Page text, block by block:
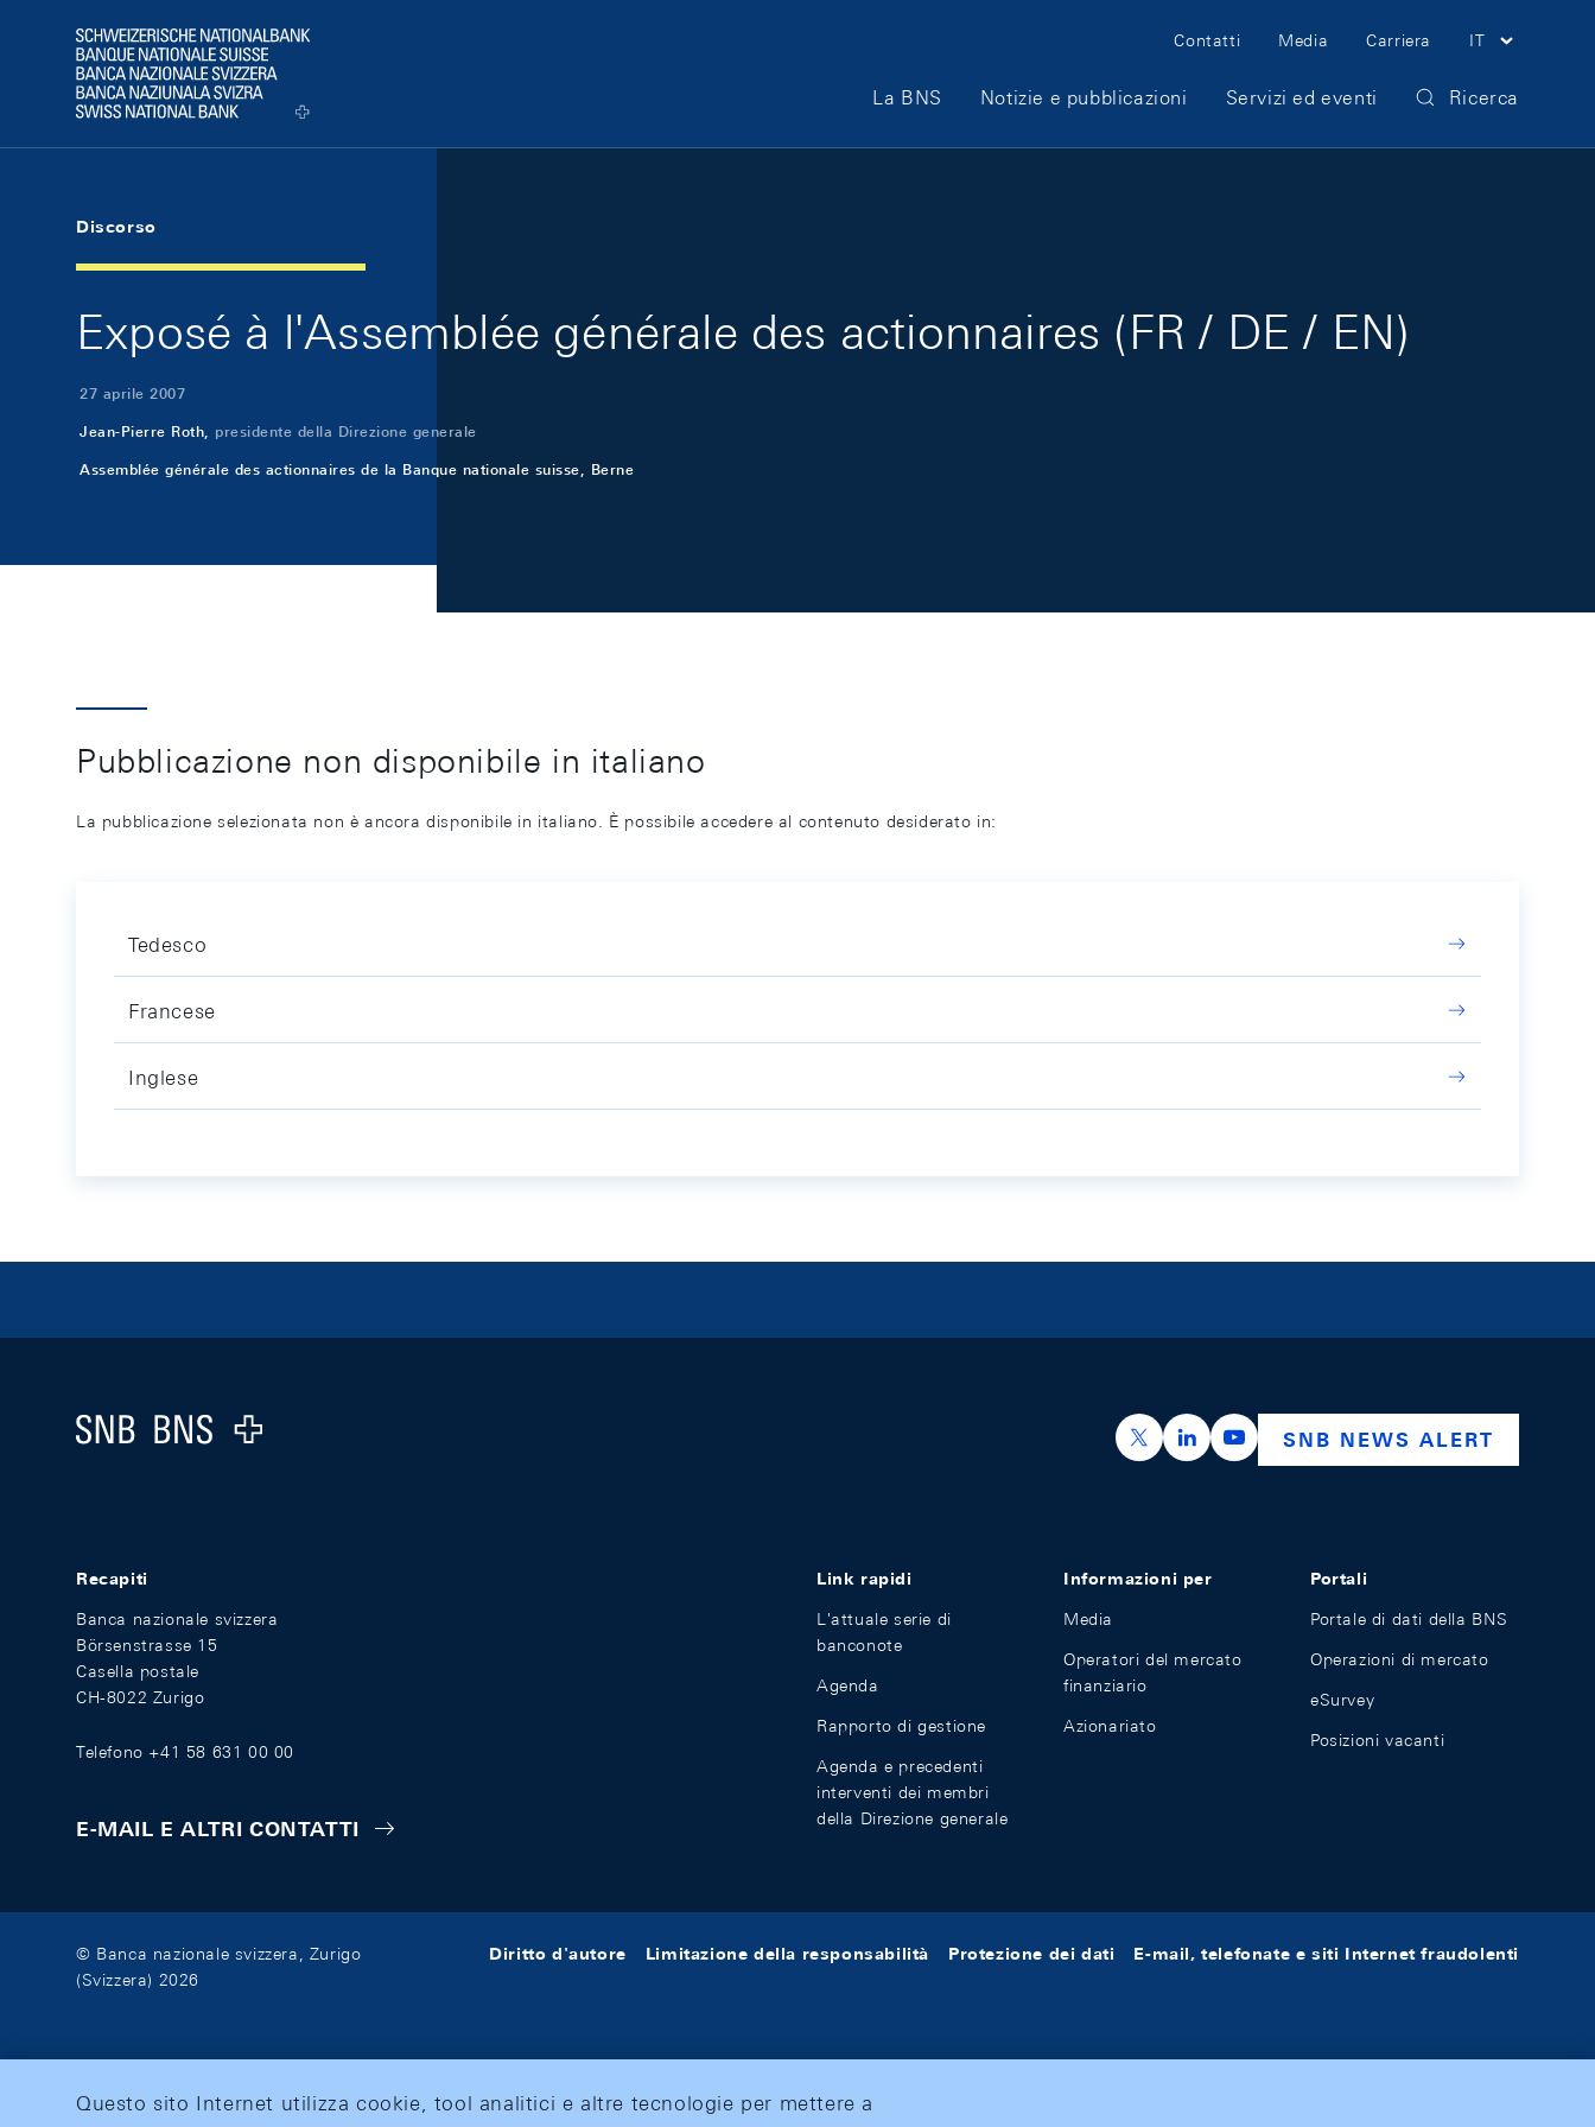
Logo
Meta Navigation
Contatti Media Carriera IT
Main Navigation
La BNS Notizie e pubblicazioni Servizi ed eventi Ricerca
Discorso
Exposé à l'Assemblée générale des actionnaires (FR / DE / EN)
27 aprile 2007
Jean-Pierre Roth, presidente della Direzione generale
Assemblée générale des actionnaires de la Banque nationale suisse, Berne
Pubblicazione non disponibile in italiano
La pubblicazione selezionata non è ancora disponibile in italiano. È possibile accedere al contenuto desiderato in:
Tedesco
Francese
Inglese
Logo
https://x.com/snb_bns
https://ch.linkedin.com/company/swiss-
https://www.youtube.com/
SNB NEWS ALERT
Recapiti
Banca nazionale svizzera
Börsenstrasse 15
Casella postale
CH-8022 Zurigo
Telefono +41 58 631 00 00
E-MAIL E ALTRI CONTATTI
Link rapidi
L'attuale serie di
banconote
Agenda
Rapporto di gestione
Agenda e precedenti
interventi dei membri
della Direzione generale
Informazioni per
Media
Operatori del mercato
finanziario
Azionariato
Portali
Portale di dati della BNS
Operazioni di mercato
eSurvey
Posizioni vacanti
© Banca nazionale svizzera, Zurigo
(Svizzera) 2026
Diritto d'autore Limitazione della responsabilità Protezione dei dati E-mail, telefonate e siti Internet fraudolenti
Questo sito Internet utilizza cookie, tool analitici e altre tecnologie per mettere a